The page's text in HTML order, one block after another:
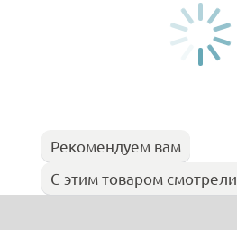
Рекомендуем вам
С этим товаром смотрели